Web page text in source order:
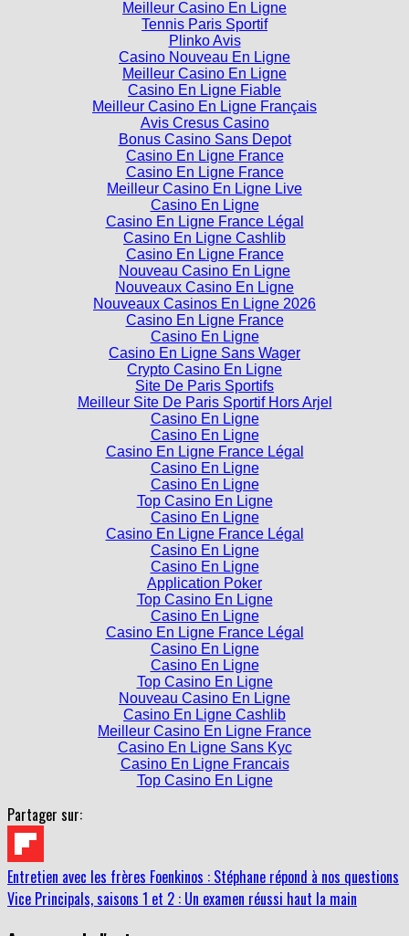
Nouveau Casino En Ligne
Meilleur Casino En Ligne
Tennis Paris Sportif
Plinko Avis
Casino Nouveau En Ligne
Meilleur Casino En Ligne
Casino En Ligne Fiable
Meilleur Casino En Ligne Français
Avis Cresus Casino
Bonus Casino Sans Depot
Casino En Ligne France
Casino En Ligne France
Meilleur Casino En Ligne Live
Casino En Ligne
Casino En Ligne France Légal
Casino En Ligne Cashlib
Casino En Ligne France
Nouveau Casino En Ligne
Nouveaux Casino En Ligne
Nouveaux Casinos En Ligne 2026
Casino En Ligne France
Casino En Ligne
Casino En Ligne Sans Wager
Crypto Casino En Ligne
Site De Paris Sportifs
Meilleur Site De Paris Sportif Hors Arjel
Casino En Ligne
Casino En Ligne
Casino En Ligne France Légal
Casino En Ligne
Casino En Ligne
Top Casino En Ligne
Casino En Ligne
Casino En Ligne France Légal
Casino En Ligne
Casino En Ligne
Application Poker
Top Casino En Ligne
Casino En Ligne
Casino En Ligne France Légal
Casino En Ligne
Casino En Ligne
Top Casino En Ligne
Nouveau Casino En Ligne
Casino En Ligne Cashlib
Meilleur Casino En Ligne France
Casino En Ligne Sans Kyc
Casino En Ligne Francais
Partager sur:
Entretien avec les frères Foenkinos : Stéphane répond à nos questions